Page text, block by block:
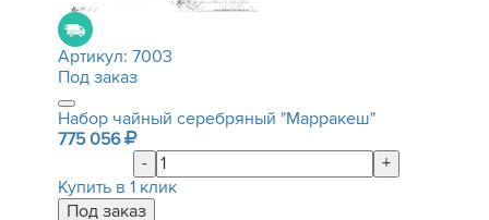
Артикул: 7003
Под заказ
Набор чайный серебряный "Марракеш"
775 056
-
+
Купить в 1 клик